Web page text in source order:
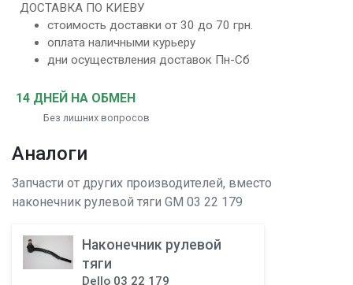
ДОСТАВКА ПО КИЕВУ
стоимость доставки от 30 до 70 грн.
оплата наличными курьеру
дни осуществления доставок Пн-Сб
14 ДНЕЙ НА ОБМЕН
Без лишних вопросов
Аналоги
Запчасти от других производителей, вместо
наконечник рулевой тяги GM 03 22 179
Наконечник рулевой
тяги
Dello 03 22 179